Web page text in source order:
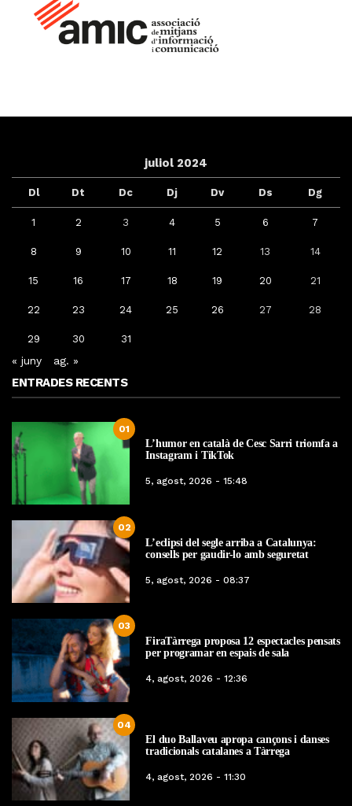
juliol 2024
Dl Dt Dc Dj Dv Ds Dg
1 2 3 4 5 6 7
8 9 10 11 12 13 14
15 16 17 18 19 20 21
22 23 24 25 26 27 28
29 30 31
« juny ag. »
ENTRADES RECENTS
01
L’humor en català de Cesc Sarri triomfa a
Instagram i TikTok
5, agost, 2026 - 15:48
02
L’eclipsi del segle arriba a Catalunya:
consells per gaudir-lo amb seguretat
5, agost, 2026 - 08:37
03
FiraTàrrega proposa 12 espectacles pensats
per programar en espais de sala
4, agost, 2026 - 12:36
04
El duo Ballaveu apropa cançons i danses
tradicionals catalanes a Tàrrega
4, agost, 2026 - 11:30